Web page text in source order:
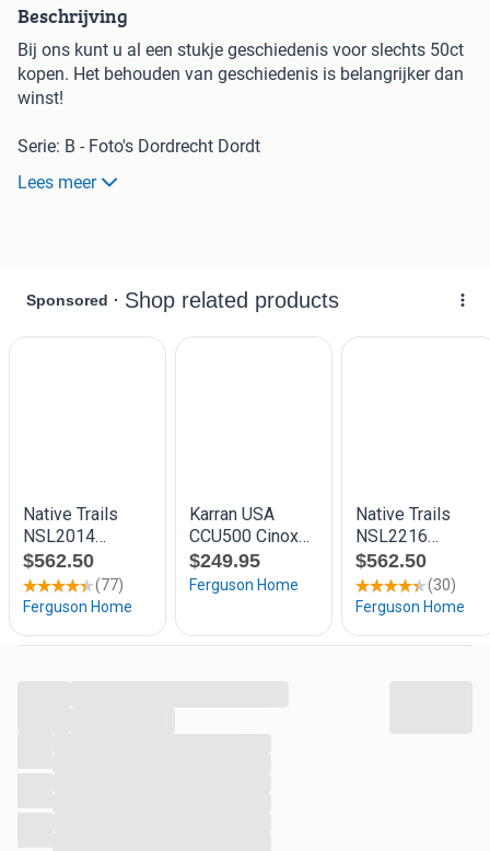
Beschrijving
Bij ons kunt u al een stukje geschiedenis voor slechts 50ct
kopen. Het behouden van geschiedenis is belangrijker dan
winst!
Serie: B - Foto's Dordrecht Dordt
Groot formaat, afmetingen staan in titel
(afgerond op hele centimeters)
- Het startbod is altijd 50 cent
- Opbieden in stappen van 25ct of veelvoud
- Marktplaats vult zelf info aan, adv. is leidend
Verzendkosten:
1 - 20 Stuks: 4,50
20+ of groot: 8,00
Lees meer